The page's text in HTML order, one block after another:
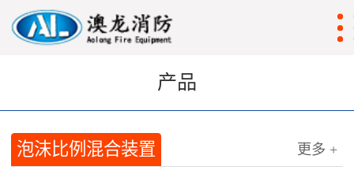
产品
泡沫比例混合装置 更多 +